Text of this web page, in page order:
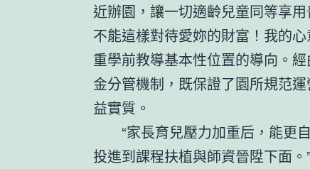
近辦園，讓一切適齡兒童同等享
不能這樣對待愛妳的財富！我的
重學前教導基本性位置的導向。
金分管機制，既保證了園所規范
益實質。
“家長育兒壓力加重后，能更
投進到課程扶植與師資晉陞下面